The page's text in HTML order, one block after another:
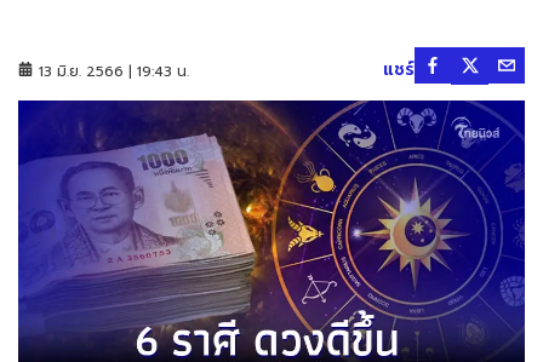
13 มิ.ย. 2566 | 19:43 น. แชร์